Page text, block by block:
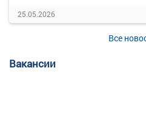
25.05.2026
Все
Вакансии